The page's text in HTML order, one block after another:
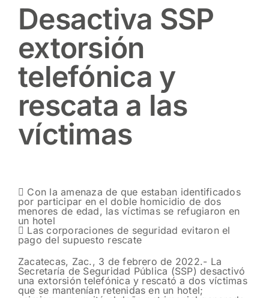
Desactiva SSP
extorsión
telefónica y
rescata a las
víctimas
 Con la amenaza de que estaban identificados
por participar en el doble homicidio de dos
menores de edad, las víctimas se refugiaron en
un hotel
 Las corporaciones de seguridad evitaron el
pago del supuesto rescate
Zacatecas, Zac., 3 de febrero de 2022.- La
Secretaría de Seguridad Pública (SSP) desactivó
una extorsión telefónica y rescató a dos víctimas
que se mantenían retenidas en un hotel;